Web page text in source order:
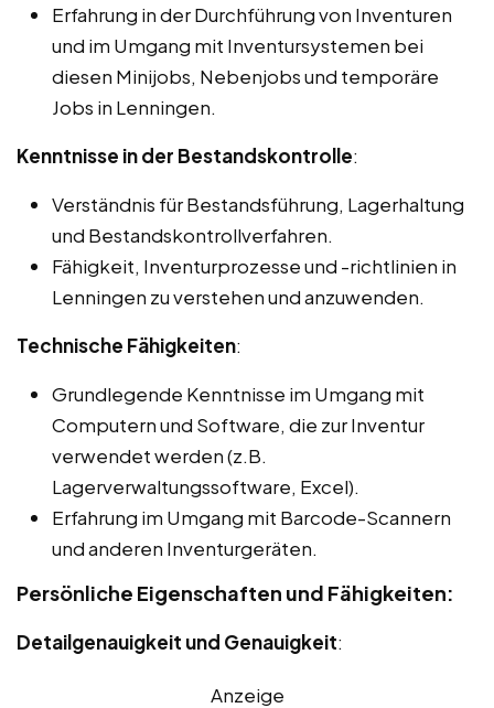
Erfahrung in der Durchführung von Inventuren
und im Umgang mit Inventursystemen bei
diesen Minijobs, Nebenjobs und temporäre
Jobs in Lenningen.
Kenntnisse in der Bestandskontrolle:
Verständnis für Bestandsführung, Lagerhaltung
und Bestandskontrollverfahren.
Fähigkeit, Inventurprozesse und -richtlinien in
Lenningen zu verstehen und anzuwenden.
Technische Fähigkeiten:
Grundlegende Kenntnisse im Umgang mit
Computern und Software, die zur Inventur
verwendet werden (z.B.
Lagerverwaltungssoftware, Excel).
Erfahrung im Umgang mit Barcode-Scannern
und anderen Inventurgeräten.
Persönliche Eigenschaften und Fähigkeiten:
Detailgenauigkeit und Genauigkeit:
Anzeige